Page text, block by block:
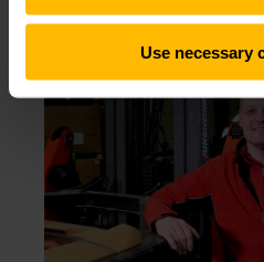
Use necessary